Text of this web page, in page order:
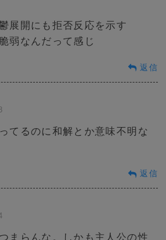
展開にも拒否反応を示す
弱なんだって感じ
返信
てるのに和解とか意味不明な
返信
まらんな。しかも主人公の性